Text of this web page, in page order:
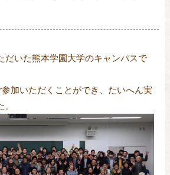
だいた熊本学園大学のキャンパスで
加いただくことができ、たいへん実